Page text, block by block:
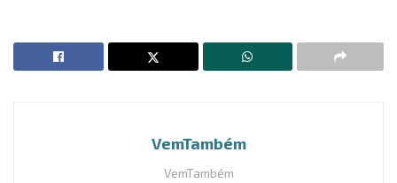
VemTambém
VemTambém